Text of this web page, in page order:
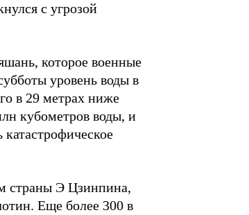
с угрозой
которое военные
уровень воды в
в 29 метрах ниже
кубометров воды, и
страны Э Цзинпина,
Еще более 300 в